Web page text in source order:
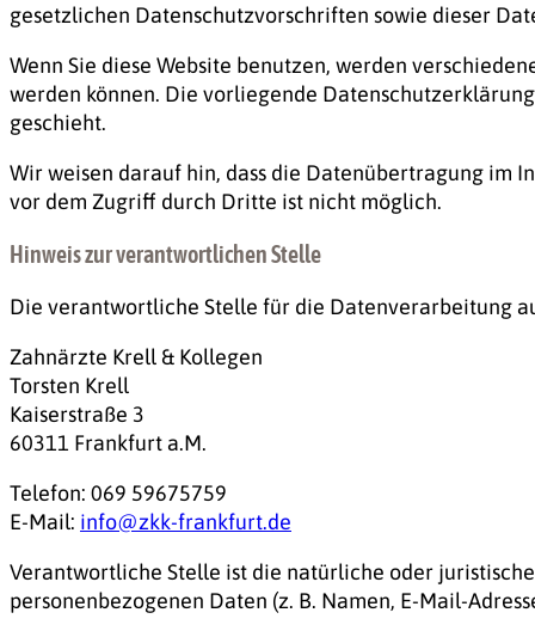
gesetzlichen Datenschutzvorschriften sowie dieser
Wenn Sie diese Website benutzen, werden
werden können. Die vorliegende
geschieht.
Wir weisen darauf hin, dass die Datenübertragung im
vor dem Zugriff durch Dritte ist nicht möglich.
Hinweis zur verantwortlichen Stelle
Die verantwortliche Stelle für die Datenverarbeitung
Zahnärzte Krell & Kollegen
Torsten Krell
Kaiserstraße 3
60311 Frankfurt a.M.
Telefon: 069 59675759
E-Mail: info@zkk-frankfurt.de
Verantwortliche Stelle ist die natürliche oder
personenbezogenen Daten (z. B. Namen, E-Mail-